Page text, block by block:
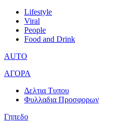
Lifestyle
Viral
People
Food and Drink
AUTO
ΑΓΟΡΑ
Δελτια Τυπου
Φυλλαδια Προσφορων
Γηπεδο